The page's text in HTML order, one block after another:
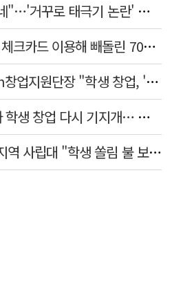
[속보] 김희철도 "X돌았네"…'거꾸로 태극기 논란' 인천시 현수막, 이틀 만에 철거
치매노인 예금 수천만원 체크카드 이용해 빼돌린 70대 간병인, 집행유예
윤정현 영남대 YUnicorn창업지원단장 "학생 창업, '팀 빌딩'이 제일 중요"
"취업 대신 창업" 대학가 학생 창업 다시 기지개… 창업자·기업·매출 동반 성장
"국립대만 무상교육"…지역 사립대 "학생 쏠림 불 보듯"